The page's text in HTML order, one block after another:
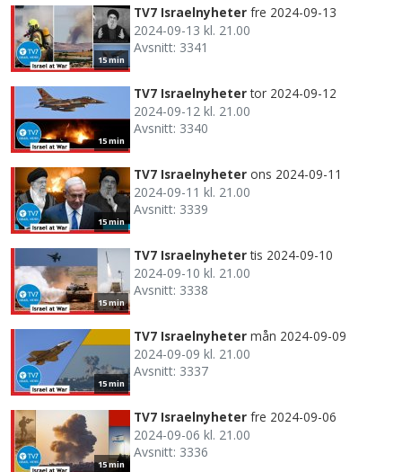
15 min
TV7 Israelnyheter fre 2024-09-13
2024-09-13 kl. 21.00
Avsnitt: 3341
15 min
TV7 Israelnyheter tor 2024-09-12
2024-09-12 kl. 21.00
Avsnitt: 3340
15 min
TV7 Israelnyheter ons 2024-09-11
2024-09-11 kl. 21.00
Avsnitt: 3339
15 min
TV7 Israelnyheter tis 2024-09-10
2024-09-10 kl. 21.00
Avsnitt: 3338
15 min
TV7 Israelnyheter mån 2024-09-09
2024-09-09 kl. 21.00
Avsnitt: 3337
15 min
TV7 Israelnyheter fre 2024-09-06
2024-09-06 kl. 21.00
Avsnitt: 3336